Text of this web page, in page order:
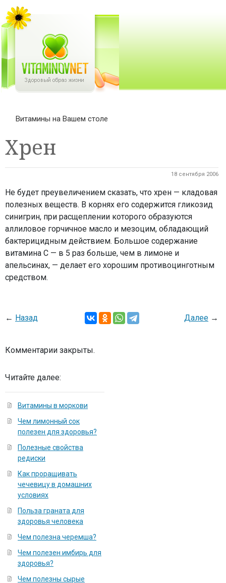
Витамины на Вашем столе
Хрен
18 сентября 2006
Не будет преувеличением сказать, что хрен — кладовая
полезных веществ. В корнях его содержится гликозид
синигрин, при расщеплении которого образуются
аллиловое горчичное масло и мезоцим, обладающий
бактерицидным действием. Большое содержание
витамина С — в 5 раз больше, чем в лимоне и
апельсинах, — делает его хорошим противоцинготным
средством.
← Назад Далее →
Комментарии закрыты.
Читайте далее:
Витамины в моркови
Чем лимонный сок
полезен для здоровья?
Полезные свойства
редиски
Как проращивать
чечевицу в домашних
условиях
Польза граната для
здоровья человека
Чем полезна черемша?
Чем полезен имбирь для
здоровья?
Чем полезны сырые